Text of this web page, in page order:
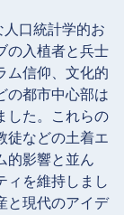
口統計学的お
の入植者と兵士
ム信仰、文化的
の都市中心部は
した。これらの
徒などの土着エ
的影響と並ん
ィを維持しまし
と現代のアイデ